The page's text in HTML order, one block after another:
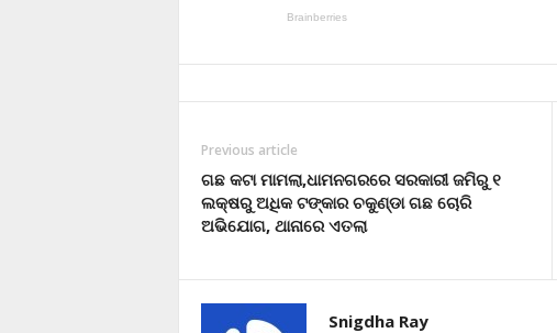
Previous article
ଗଛ କଟା ମାମଲା,ଧାମନଗରରେ ସରକାରୀ ଜମିରୁ ୧
ଲକ୍ଷରୁ ଅଧିକ ଟଙ୍କାର ଚକୁଣ୍ଡା ଗଛ ଚୋରି
ଅଭିଯୋଗ, ଥାନାରେ ଏତଲା
Snigdha Ray